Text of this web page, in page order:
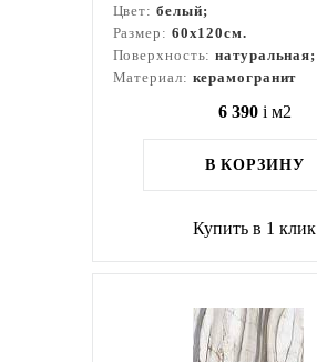
Цвет: белый;
Размер: 60x120см.
Поверхность:натуральная;
Материал: керамогранит
6 390 i м2
В КОРЗИНУ
Купить в 1 клик